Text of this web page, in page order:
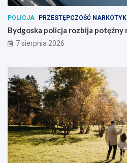
POLICJA PRZESTĘPCZOŚĆ
Bydgoska policja rozbija
7 sierpnia 2026